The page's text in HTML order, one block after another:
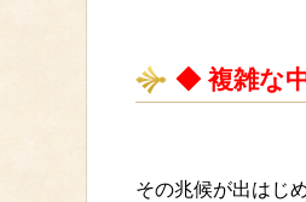
◆ 複雑な
その兆候が出はじ